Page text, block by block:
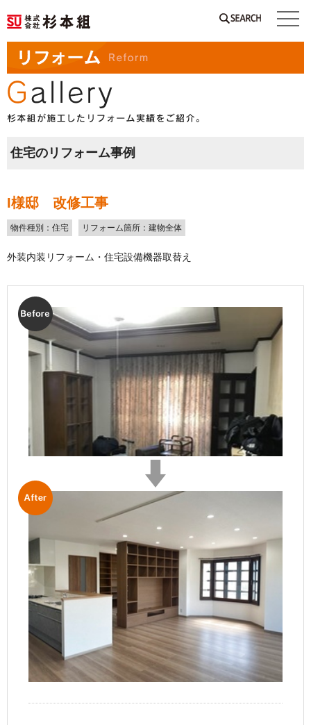
SEARCH
住宅のリフォーム事例
I様邸 改修工事
物件種別：住宅 リフォーム箇所：建物全体
外装内装リフォーム・住宅設備機器取替え